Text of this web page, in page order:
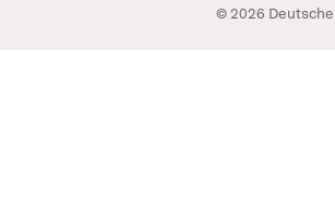
© 2026